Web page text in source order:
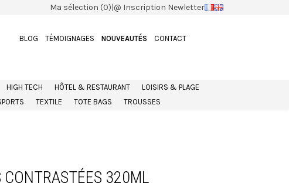
Ma sélection (0)|@ Inscription Newletter
BLOG TÉMOIGNAGES NOUVEAUTÉS CONTACT
HIGH TECH HÔTEL & RESTAURANT
LOISIRS & PLAGE
TEXTILE TOTE BAGS TROUSSES
CONTRASTÉES 320ML